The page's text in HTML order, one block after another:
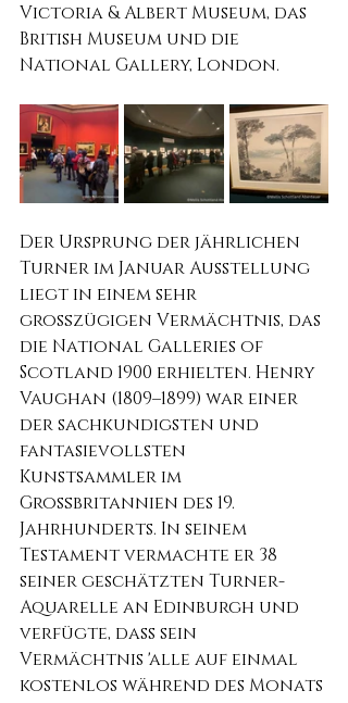
Victoria & Albert Museum, das
British Museum und die
National Gallery, London.
Der Ursprung der jährlichen
Turner im Januar Ausstellung
liegt in einem sehr
großzügigen Vermächtnis, das
die National Galleries of
Scotland 1900 erhielten. Henry
Vaughan (1809–1899) war einer
der sachkundigsten und
fantasievollsten
Kunstsammler im
Großbritannien des 19.
Jahrhunderts. In seinem
Testament vermachte er 38
seiner geschätzten Turner-
Aquarelle an Edinburgh und
verfügte, dass sein
Vermächtnis 'alle auf einmal
kostenlos während des Monats